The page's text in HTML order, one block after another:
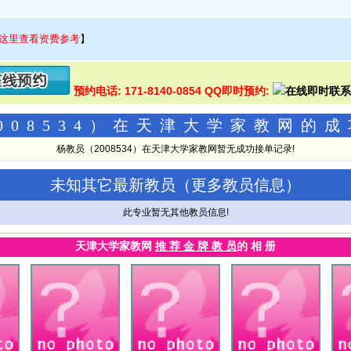
里查看资费参考】
预约电话: 171-8140-0854 QQ即时预约:
）在天津大学家教网的成
杨教员（2008534）在天津大学家教网暂无成功接单记录!
未知其它最新教员（更多教员信息 ）
此专业暂无其他教员信息!
天津大学家教网 推 荐 金 牌 教 员的 相 册